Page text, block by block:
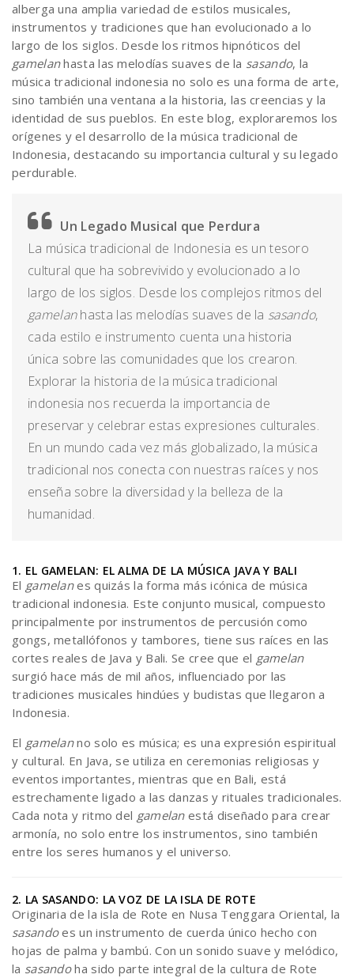
alberga una amplia variedad de estilos musicales,
instrumentos y tradiciones que han evolucionado a lo
largo de los siglos. Desde los ritmos hipnóticos del
gamelanhasta las melodías suaves de la sasando, la
música tradicional indonesia no solo es una forma de arte,
sino también una ventana a la historia, las creencias y la
identidad de sus pueblos. En este blog, exploraremos los
orígenes y el desarrollo de la música tradicional de
Indonesia, destacando su importancia cultural y su legado
perdurable.
Un Legado Musical que Perdura
La música tradicional de Indonesia es un tesoro
cultural que ha sobrevivido y evolucionado a lo
largo de los siglos. Desde los complejos ritmos del
gamelanhasta las melodías suaves de la sasando,
cada estilo e instrumento cuenta una historia
única sobre las comunidades que los crearon.
Explorar la historia de la música tradicional
indonesia nos recuerda la importancia de
preservar y celebrar estas expresiones culturales.
En un mundo cada vez más globalizado, la música
tradicional nos conecta con nuestras raíces y nos
enseña sobre la diversidad y la belleza de la
humanidad.
1. EL GAMELAN: EL ALMA DE LA MÚSICA JAVA Y BALI
El gamelanes quizás la forma más icónica de música
tradicional indonesia. Este conjunto musical, compuesto
principalmente por instrumentos de percusión como
gongs, metallófonos y tambores, tiene sus raíces en las
cortes reales de Java y Bali. Se cree que el gamelan
surgió hace más de mil años, influenciado por las
tradiciones musicales hindúes y budistas que llegaron a
Indonesia.
El gamelanno solo es música; es una expresión espiritual
y cultural. En Java, se utiliza en ceremonias religiosas y
eventos importantes, mientras que en Bali, está
estrechamente ligado a las danzas y rituales tradicionales.
Cada nota y ritmo del gamelanestá diseñado para crear
armonía, no solo entre los instrumentos, sino también
entre los seres humanos y el universo.
2. LA SASANDO: LA VOZ DE LA ISLA DE ROTE
Originaria de la isla de Rote en Nusa Tenggara Oriental, la
sasandoes un instrumento de cuerda único hecho con
hojas de palma y bambú. Con un sonido suave y melódico,
la sasandoha sido parte integral de la cultura de Rote